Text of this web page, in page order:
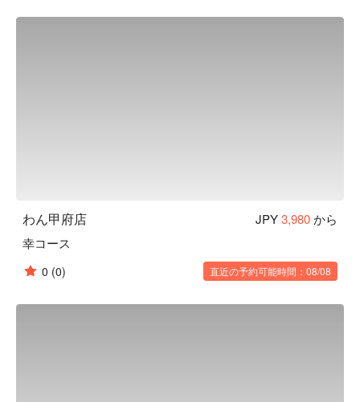
わん甲府店 JPY3,980から
幸コース
0 (0) 直近の予約可能時間：08/08